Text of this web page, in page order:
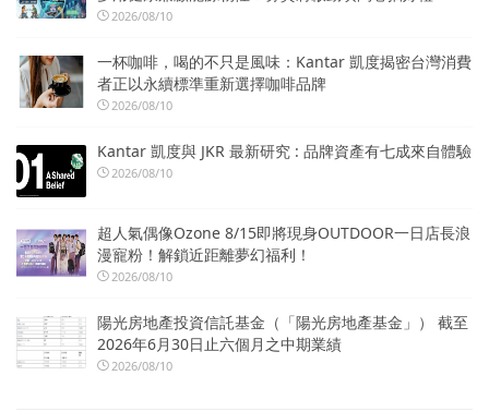
2026/08/10
一杯咖啡，喝的不只是風味：Kantar 凱度揭密台灣消費
者正以永續標準重新選擇咖啡品牌
2026/08/10
Kantar 凱度與 JKR 最新研究 : 品牌資產有七成來自體驗
2026/08/10
超人氣偶像Ozone 8/15即將現身OUTDOOR一日店長浪
漫寵粉！解鎖近距離夢幻福利！
2026/08/10
陽光房地產投資信託基金（「陽光房地產基金」） 截至
2026年6月30日止六個月之中期業績
2026/08/10